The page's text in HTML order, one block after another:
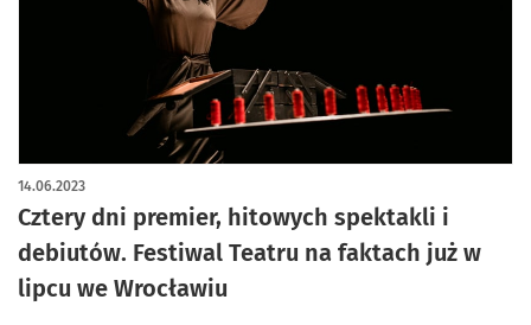
Cztery dni premier, hitowych spektakli i
debiutów. Festiwal Teatru na faktach już w
lipcu we Wrocławiu
14.06.2023